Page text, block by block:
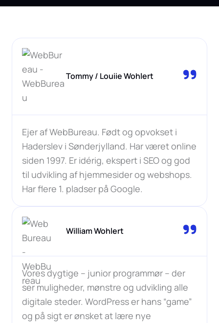
Tommy / Louiie Wohlert
Ejer af WebBureau. Født og opvokset i
Haderslev i Sønderjylland. Har været online
siden 1997. Er idérig, ekspert i SEO og god
til udvikling af hjemmesider og webshops.
Har flere 1. pladser på Google.
William Wohlert
Vores dygtige – junior programmør – der
ser muligheder, mønstre og udvikling alle
digitale steder. WordPress er hans “game”
og på sigt er ønsket at lære nye